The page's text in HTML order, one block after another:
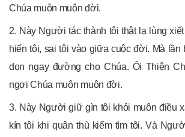
Chúa muôn muôn đời.
2. Này Người tác thành tôi thật lạ lùng
hiến tôi, sai tôi vào giữa cuộc đời. Mà
dọn ngay đường cho Chúa. Ôi Thiên
ngợi Chúa muôn muôn đời.
3. Này Người giữ gìn tôi khỏi muôn điều
kín tôi khi quân thù kiếm tìm tôi. Và